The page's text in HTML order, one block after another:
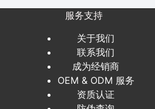
服务支持
关于我们
联系我们
成为经销商
OEM & ODM 服务
资质认证